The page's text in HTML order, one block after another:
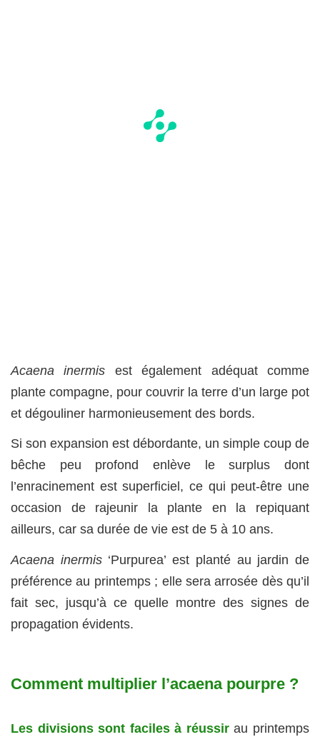
Acaena inermis est également adéquat comme
plante compagne, pour couvrir la terre d’un large pot
et dégouliner harmonieusement des bords.
Si son expansion est débordante, un simple coup de
bêche peu profond enlève le surplus dont
l’enracinement est superficiel, ce qui peut-être une
occasion de rajeunir la plante en la repiquant
ailleurs, car sa durée de vie est de 5 à 10 ans.
Acaena inermis‘Purpurea’ est planté au jardin de
préférence au printemps ; elle sera arrosée dès qu’il
fait sec, jusqu’à ce quelle montre des signes de
propagation évidents.
Comment multiplier l’acaena pourpre ?
Les divisions sont faciles à réussirau printemps